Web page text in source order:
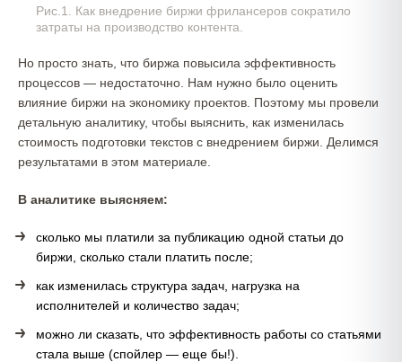
Рис.1. Как внедрение биржи фрилансеров сократило
затраты на производство контента.
Но просто знать, что биржа повысила эффективность
процессов — недостаточно. Нам нужно было оценить
влияние биржи на экономику проектов. Поэтому мы провели
детальную аналитику, чтобы выяснить, как изменилась
стоимость подготовки текстов с внедрением биржи. Делимся
результатами в этом материале.
В аналитике выясняем:
сколько мы платили за публикацию одной статьи до
биржи, сколько стали платить после;
как изменилась структура задач, нагрузка на
исполнителей и количество задач;
можно ли сказать, что эффективность работы со статьями
стала выше (спойлер — еще бы!).